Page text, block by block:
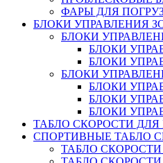
ФАРЫ ДЛЯ
БЛОКИ УПРАВЛЕНИЯ
БЛОКИ
БЛОКИ
БЛОКИ
БЛОКИ
БЛОКИ
БЛОКИ
БЛОКИ
ТАБЛО СКОРОСТИ ДЛЯ
СПОРТИВНЫЕ ТАБЛО
ТАБЛО